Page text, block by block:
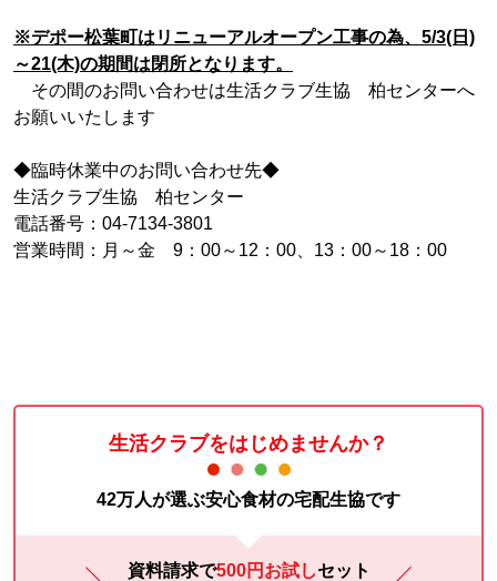
※デポー松葉町はリニューアルオープン工事の為、5/3(日)
～21(木)の期間は閉所となります。
その間のお問い合わせは生活クラブ生協 柏センターへ
お願いいたします
◆臨時休業中のお問い合わせ先◆
生活クラブ生協 柏センター
電話番号：04-7134-3801
営業時間：月～金 9：00～12：00、13：00～18：00
生活クラブをはじめませんか？
42万人が選ぶ安心食材の宅配生協です
資料請求で500円お試しセット